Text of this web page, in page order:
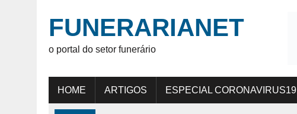
FUNERARIANET
o portal do setor funerário
HOME ARTIGOS ESPECIAL CORONAVIRUS19